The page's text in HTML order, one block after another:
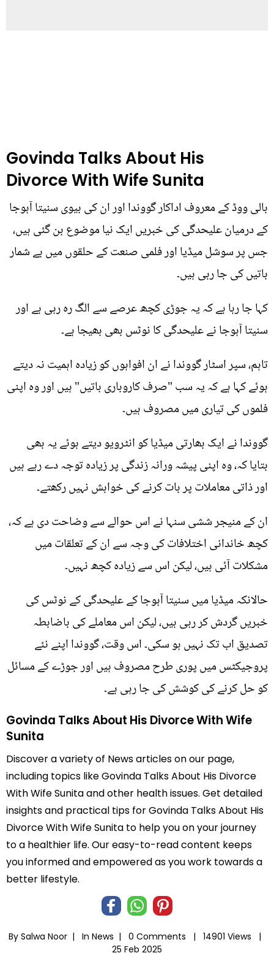
Govinda Talks About His
Divorce With Wife Sunita
بالی ووڈ کے معروف اداکار گووندا اور ان کی بیوی سنیتا آہوجا
کے درمیان علیحدگی کی خبریں ایک نیا موضوع بن گئی ہیں،
جس پر سوشل میڈیا اور فلمی صنعت کے حلقوں میں بے شمار
باتیں کی جا رہی ہیں۔
کہا جا رہا ہے کہ یہ جوڑی کچھ عرصے سے الگ رہ رہی ہے اور
سنیتا آہوجا نے علیحدگی کا نوٹس بھی بھیجا ہے۔
تاہم، سپر اسٹار گووندا نے ان افواہوں کو زیادہ اہمیت نہ دیتے
ہوئے کہا ہے کہ یہ سب "صرف کاروباری باتیں" ہیں اور وہ اپنی
فلموں کی تیاری میں مصروف ہیں۔
گووندا نے ایک بھارتی میڈیا کو انٹرویو دیتے ہوئے یہ بھی
بتایا کہ، وہ اپنی پیشہ ورانہ زندگی پر زیادہ توجہ دے رہے ہیں
اور ذاتی معاملات پر بات کرنے کی خواہش نہیں رکھتے۔
ان کے منیجر ششی سنہا نے اس حوالے سے وضاحت دی ہے کہ،
کچھ خاندانی اختلافات کی وجہ سے ان کے تعلقات میں
مشکلات آئی ہیں، لیکن اس سے زیادہ کچھ نہیں۔
حالانکہ میڈیا میں سنیتا آہوجا کے علیحدگی کے نوٹس کی
خبریں گردش کر رہی ہیں، لیکن اس معاملے کی باضابطہ
تصدیق اب تک نہیں ہو سکی۔ اس وقت، گووندا اپنے نئے
پروجیکٹس میں پوری طرح مصروف ہیں اور جوڑے کے مسائل
کو حل کرنے کی کوشش کی جا رہی ہے۔
Govinda Talks About His Divorce With Wife
Sunita
Discover a variety of News articles on our page,
including topics like Govinda Talks About His Divorce
With Wife Sunita and other health issues. Get detailed
insights and practical tips for Govinda Talks About His
Divorce With Wife Sunita to help you on your journey
to a healthier life. Our easy-to-read content keeps
you informed and empowered as you work towards a
better lifestyle.
By Salwa Noor | In News | 0 Comments |
14901 Views |
25 Feb 2025